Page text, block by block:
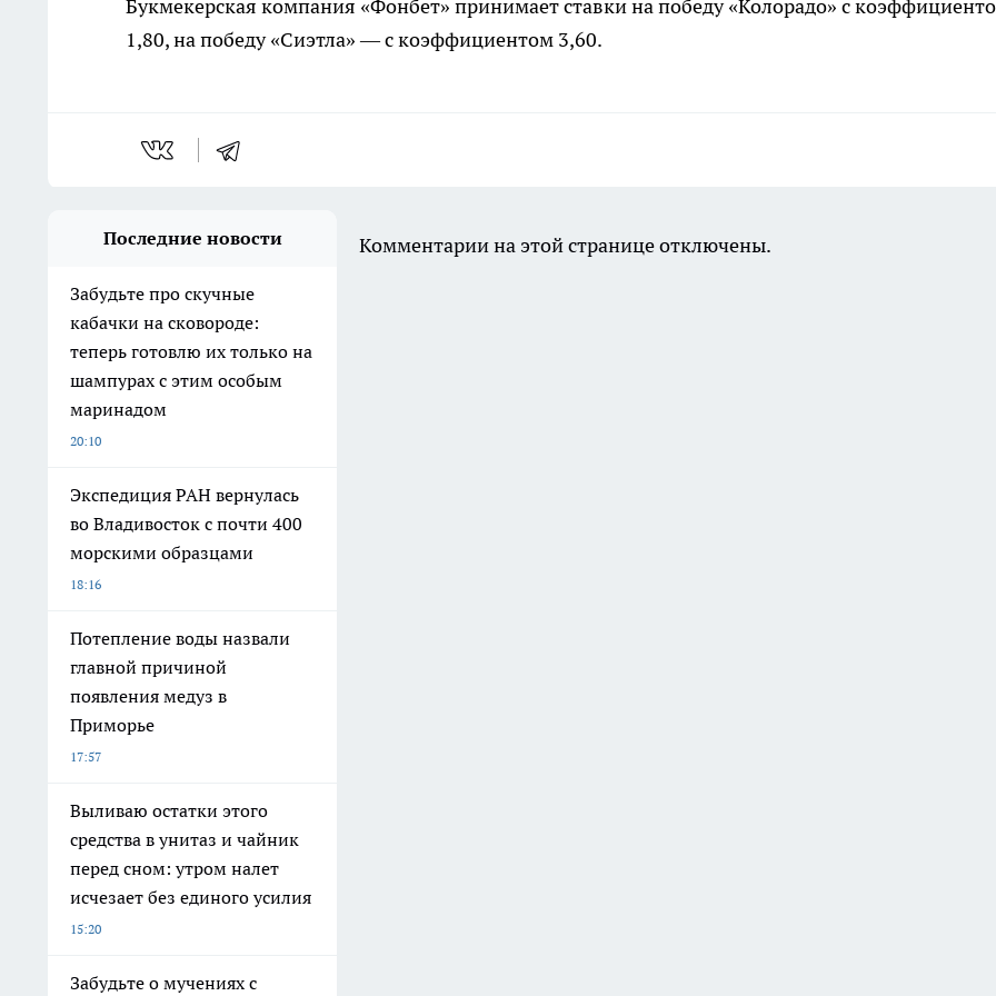
Букмекерская компания «Фонбет» принимает ставки на победу «Колорадо» с
1,80, на победу «Сиэтла» — с коэффициентом 3,60.
Последние новости
Забудьте про скучные
кабачки на сковороде:
теперь готовлю их только на
шампурах с этим особым
маринадом
20:10
Экспедиция РАН вернулась
во Владивосток с почти 400
морскими образцами
18:16
Потепление воды назвали
главной причиной
появления медуз в
Приморье
17:57
Выливаю остатки этого
средства в унитаз и чайник
перед сном: утром налет
исчезает без единого усилия
15:20
Забудьте о мучениях с
Комментарии на этой странице отключены.